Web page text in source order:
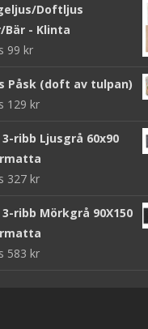
Doftljus
Bär - Klinta
99 kr
Påsk (doft av tulpan)
129 kr
ribb Ljusgrå 60x90
327 kr
ribb Mörkgrå 90X150
583 kr